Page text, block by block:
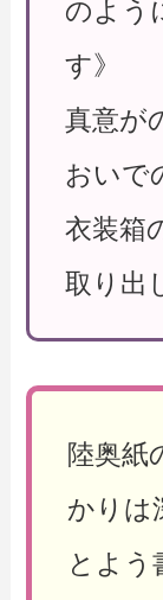
のよう
す》
真意が
おいで
衣装箱
取り出
陸奥
かり
とよ